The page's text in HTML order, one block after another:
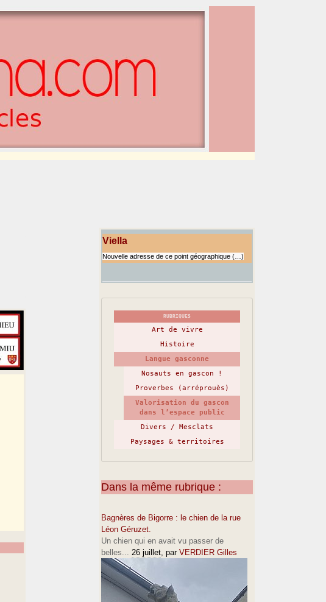
Viella
Nouvelle adresse de ce point géographique (…)
RUBRIQUES
Art de vivre
Histoire
Langue gasconne
Nosauts en gascon !
Proverbes (arréprouès)
Valorisation du gascon
dans l’espace public
Divers / Mesclats
Paysages & territoires
Dans la même rubrique :
Bagnères de Bigorre : le chien de la rue
Léon Géruzet.
Un chien qui en avait vu passer de
belles... 26 juillet, par VERDIER Gilles